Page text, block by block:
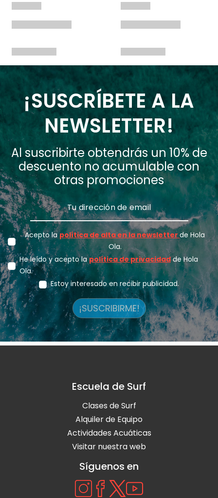
¡SUSCRÍBETE A LA
NEWSLETTER!
Al suscribirte obtendrás un 10% de
descuento no acumulable con
otras promociones
Acepto lapolítica de alta en la newsletter de Hola
Ola.
He leído y acepto lapolítica de privacidadde Hola
Ola.
Estoy interesado en recibir publicidad.
¡SUSCRIBIRME!
Escuela de Surf
Clases de Surf
Alquiler de Equipo
Actividades Acuáticas
Visitar nuestra web
Síguenos en